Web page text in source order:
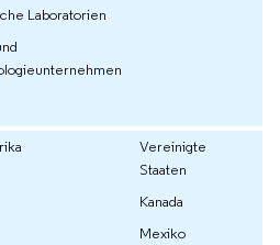
Laboratorien
Vereinigte
Staaten
Kanada
Mexiko